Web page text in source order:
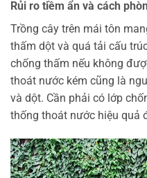
Rủi ro tiềm ẩn và cách
Trồng cây trên mái tôn
thấm dột và quá tải cấu
chống thấm nếu không
thoát nước kém cũng là
và dột. Cần phải có lớp
thống thoát nước hiệu quả